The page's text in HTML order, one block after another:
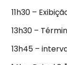
11h30 –
13h30 –
13h45 –